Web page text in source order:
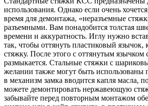
использования. Однако если очень
время для демонтажа, «неразъемные
разъемными. Вам понадобится толстая
времени и аккуратность. Иглу нужно
так, чтобы оттянуть пластиковый язычок,
стяжку. После этого с оттянутым язычком
размыкается. Стальные стяжки с
желании также могут быть использованы
в механизм замка вводится капля масла,
можете демонтировать нержавеющую
забывайте перед повторным монтажом